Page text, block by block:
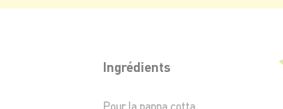
Ingrédients
Pour la panna cotta